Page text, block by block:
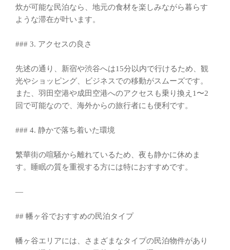
炊が可能な民泊なら、地元の食材を楽しみながら暮らす
ような滞在が叶います。
### 3. アクセスの良さ
先述の通り、新宿や渋谷へは15分以内で行けるため、観
光やショッピング、ビジネスでの移動がスムーズです。
また、羽田空港や成田空港へのアクセスも乗り換え1〜2
回で可能なので、海外からの旅行者にも便利です。
### 4. 静かで落ち着いた環境
繁華街の喧騒から離れているため、夜も静かに休めま
す。睡眠の質を重視する方には特におすすめです。
—
## 幡ヶ谷でおすすめの民泊タイプ
幡ヶ谷エリアには、さまざまなタイプの民泊物件があり